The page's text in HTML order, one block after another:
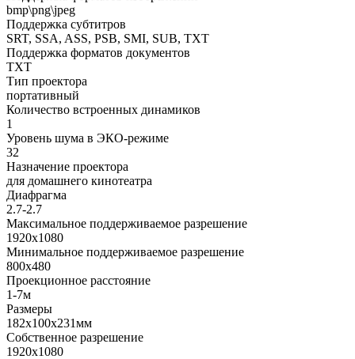
bmp\png\jpeg
Поддержка субтитров
SRT, SSA, ASS, PSB, SMI, SUB, TXT
Поддержка форматов документов
TXT
Тип проектора
портативный
Количество встроенных динамиков
1
Уровень шума в ЭКО-режиме
32
Назначение проектора
для домашнего кинотеатра
Диафрагма
2.7-2.7
Максимальное поддерживаемое разрешение
1920x1080
Минимальное поддерживаемое разрешение
800x480
Проекционное расстояние
1-7м
Размеры
182x100x231мм
Собственное разрешение
1920x1080